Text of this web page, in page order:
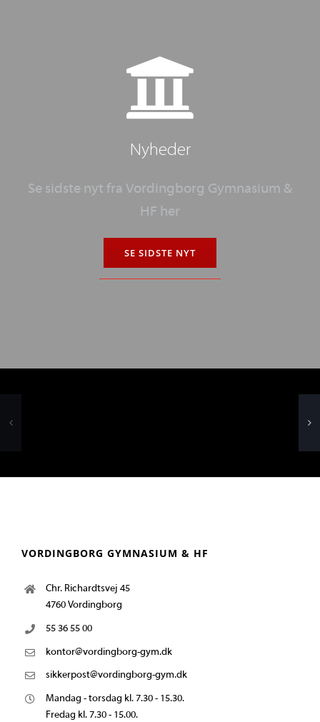
Nyheder
Se sidste nyt fra Vordingborg Gymnasium &
HF her
SE SIDSTE NYT
VORDINGBORG GYMNASIUM & HF
Chr. Richardtsvej 45
4760 Vordingborg
55 36 55 00
kontor@vordingborg-gym.dk
sikkerpost@vordingborg-gym.dk
Mandag - torsdag kl. 7.30 - 15.30.
Fredag kl. 7.30 - 15.00.